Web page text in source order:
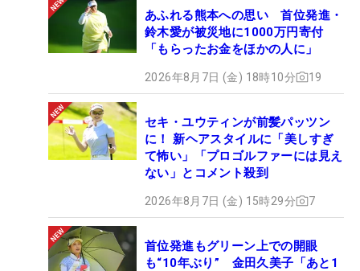
あふれる熊本への思い 首位発進・
鈴木愛が被災地に1000万円寄付
「もらったお金をほかの人に」
2026年8月7日 (金) 18時10分 19
セキ・ユウティンが前髪パッツン
に！ 新ヘアスタイルに「美しすぎ
て怖い」「プロゴルファーには見え
ない」とコメント殺到
2026年8月7日 (金) 15時29分 7
首位発進もグリーン上での開眼
も“10年ぶり” 金田久美子「あと1